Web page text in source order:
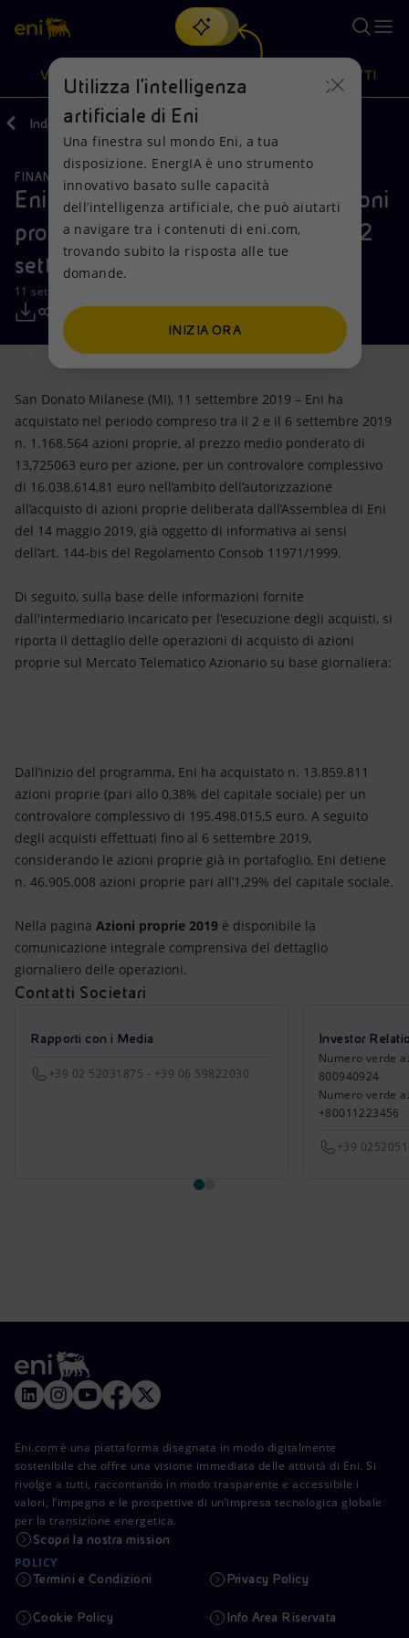
Cerca
scopri EnergIA, la nostra nuova soluzione di intelligenza
artificiale.
VISIONE
Visione
Mission e valori
Persone e Partnership
Net Zero
Modello satellitare
Energia accessibile
Innovazione
Scenari energetici
Azioni
Diversificazione energetica
Tecnologie per la transizione
Collaborazioni per l'innovazione
Attività nel mondo
PRODOTTI
Prodotti
Casa
Imprese
Mobilità
Indietro Media Comunicati Stampa
FINANZA, STRATEGIA E REPORT
Eni: informativa sull’acquisto di azioni
proprie nel periodo compreso tra il 2
settembre e il 6 settembre 2019
11 settembre 2019 - 15:00 CEST
San Donato Milanese (MI), 11 settembre 2019 – Eni ha
acquistato nel periodo compreso tra il 2 e il 6 settembre 2019
n. 1.168.564 azioni proprie, al prezzo medio ponderato di
13,725063 euro per azione, per un controvalore complessivo
di 16.038.614,81 euro nell’ambito dell’autorizzazione
all’acquisto di azioni proprie deliberata dall’Assemblea di Eni
del 14 maggio 2019, già oggetto di informativa ai sensi
dell’art. 144-bis del Regolamento Consob 11971/1999.
Di seguito, sulla base delle informazioni fornite
dall'intermediario incaricato per l'esecuzione degli acquisti, si
riporta il dettaglio delle operazioni di acquisto di azioni
proprie sul Mercato Telematico Azionario su base giornaliera:
Dall’inizio del programma, Eni ha acquistato n. 13.859.811
azioni proprie (pari allo 0,38% del capitale sociale) per un
controvalore complessivo di 195.498.015,5 euro. A seguito
degli acquisti effettuati fino al 6 settembre 2019,
considerando le azioni proprie già in portafoglio, Eni detiene
n. 46.905.008 azioni proprie pari all’1,29% del capitale sociale.
Nella pagina Azioni proprie 2019 è disponibile la
comunicazione integrale comprensiva del dettaglio
giornaliero delle operazioni.
Contatti Societari
Rapporti con i Media
+39 02 52031875 - +39 06 59822030
Investor
Numero verde
800940924
Numero verde
+80011223456
+39
Eni.com è una piattaforma disegnata in modo digitalmente
sostenibile che offre una visione immediata delle attività di Eni. Si
rivolge a tutti, raccontando in modo trasparente e accessibile i
valori, l’impegno e le prospettive di un’impresa tecnologica globale
per la transizione energetica.
Scopri la nostra mission
POLICY
Termini e Condizioni Privacy Policy
Cookie Policy Info Area Riservata
Utilizza l'intelligenza
artificiale di Eni
Una finestra sul mondo Eni, a tua
disposizione. EnergIA è uno strumento
innovativo basato sulle capacità
dell’intelligenza artificiale, che può aiutarti
a navigare tra i contenuti di eni.com,
trovando subito la risposta alle tue
domande.
INIZIA ORA